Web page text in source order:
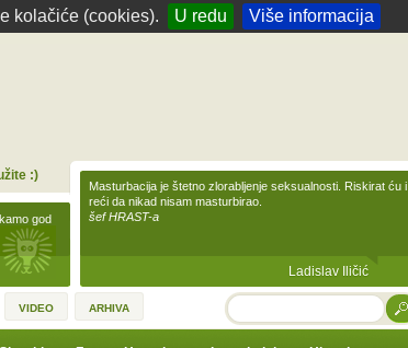
kolačiće (cookies). U redu Više informacija
god
:)
Masturbacija je štetno zlorabljenje seksualnosti. Riskirat ću i
reći da nikad nisam masturbirao.
šef HRAST-a
Ladislav Iličić
VIDEO ARHIVA TRAŽI